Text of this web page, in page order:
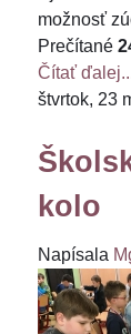
možnosť
Prečítané
Čítať
štvrtok, 23
kolo
Napísala